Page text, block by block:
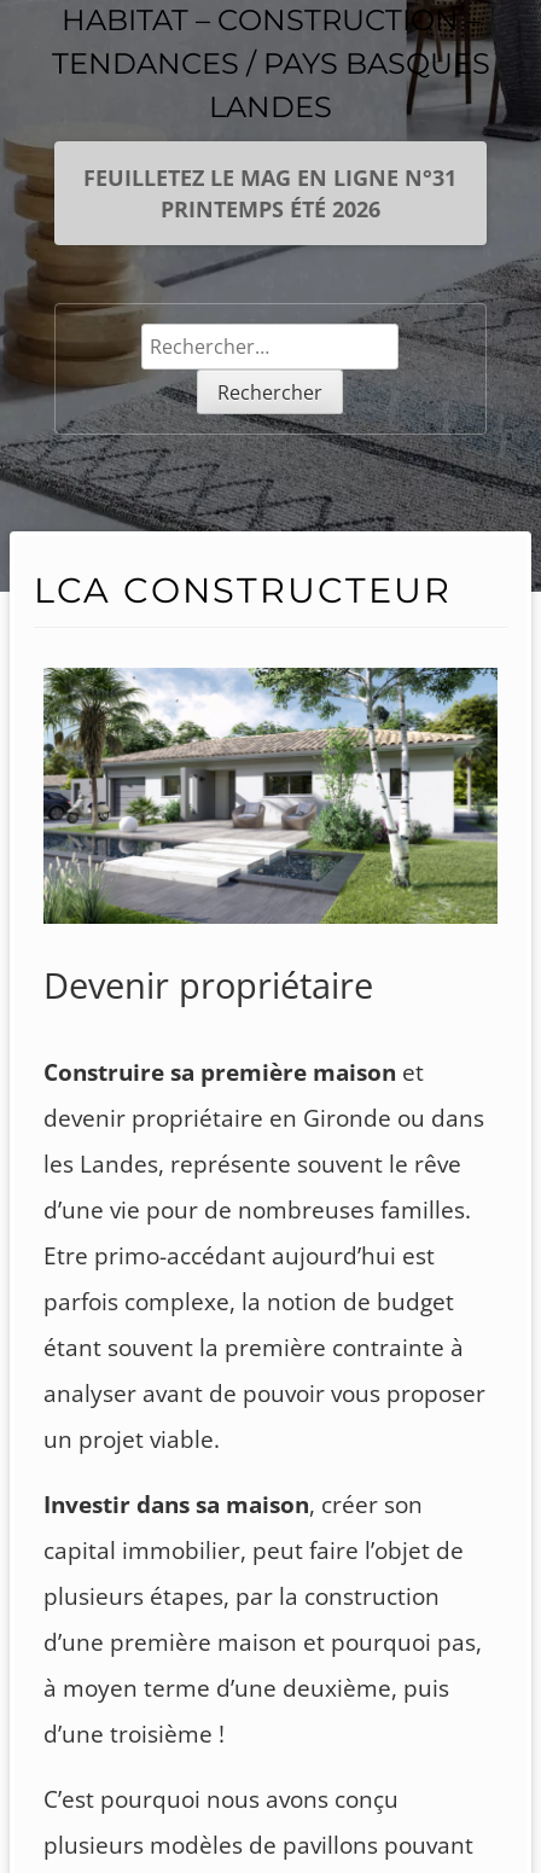
HABITAT – CONSTRUCTION –
TENDANCES / PAYS BASQUES
LANDES
FEUILLETEZ LE MAG EN LIGNE N°31
PRINTEMPS ÉTÉ 2026
Rechercher :
LCA CONSTRUCTEUR
Devenir propriétaire
Construire sa première maison et
devenir propriétaire en Gironde ou dans
les Landes, représente souvent le rêve
d’une vie pour de nombreuses familles.
Etre primo-accédant aujourd’hui est
parfois complexe, la notion de budget
étant souvent la première contrainte à
analyser avant de pouvoir vous proposer
un projet viable.
Investir dans sa maison, créer son
capital immobilier, peut faire l’objet de
plusieurs étapes, par la construction
d’une première maison et pourquoi pas,
à moyen terme d’une deuxième, puis
d’une troisième !
C’est pourquoi nous avons conçu
plusieurs modèles de pavillons pouvant